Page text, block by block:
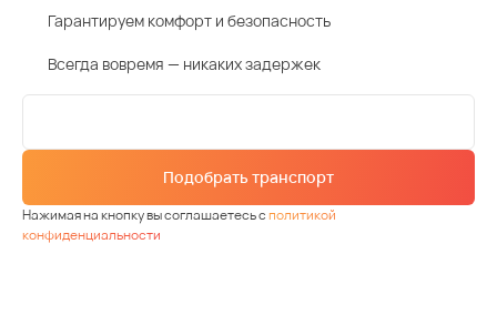
Гарантируем комфорт и безопасность
Всегда вовремя — никаких задержек
Подобрать транспорт
Нажимая на кнопку вы соглашаетесь сполитикой
конфиденциальности